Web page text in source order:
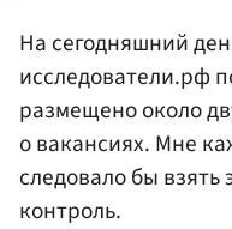
На сегодняшний
исследователи.рф
размещено около
о вакансиях. Мне
следовало бы взять
контроль.